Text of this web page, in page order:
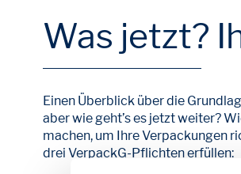
Was jetzt?
Einen Überblick über die
aber wie geht’s es jetzt weiter?
machen, um Ihre Verpackungen
drei VerpackG-Pflichten erfüllen: